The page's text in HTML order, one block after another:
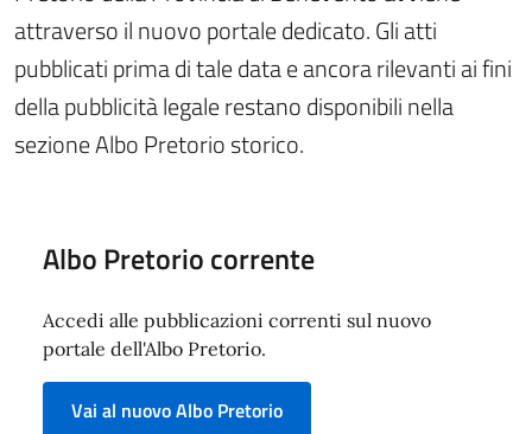
attraverso il nuovo portale dedicato. Gli atti
pubblicati prima di tale data e ancora rilevanti ai fini
della pubblicità legale restano disponibili nella
sezione Albo Pretorio storico.
Albo Pretorio corrente
Accedi alle pubblicazioni correnti sul nuovo
portale dell'Albo Pretorio.
Vai al nuovo Albo Pretorio